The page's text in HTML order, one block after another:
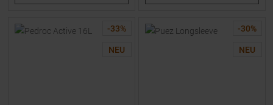
-33%
NEU
-30%
NEU